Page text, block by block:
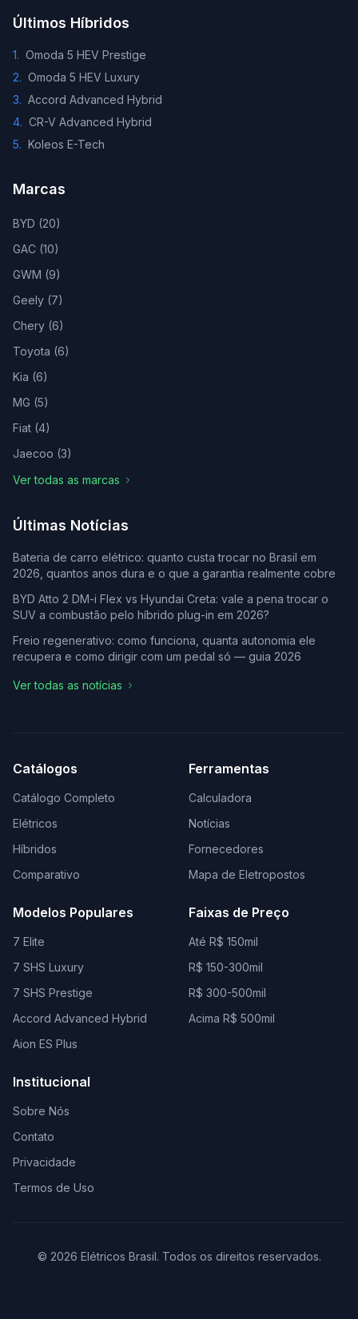
Últimos Híbridos
1. Omoda 5 HEV Prestige
2. Omoda 5 HEV Luxury
3. Accord Advanced Hybrid
4. CR-V Advanced Hybrid
5. Koleos E-Tech
Marcas
BYD (20)
GAC (10)
GWM (9)
Geely (7)
Chery (6)
Toyota (6)
Kia (6)
MG (5)
Fiat (4)
Jaecoo (3)
Ver todas as marcas
Últimas Notícias
Bateria de carro elétrico: quanto custa trocar no Brasil em
2026, quantos anos dura e o que a garantia realmente cobre
BYD Atto 2 DM-i Flex vs Hyundai Creta: vale a pena trocar o
SUV a combustão pelo híbrido plug-in em 2026?
Freio regenerativo: como funciona, quanta autonomia ele
recupera e como dirigir com um pedal só — guia 2026
Ver todas as notícias
Catálogos
Catálogo Completo
Elétricos
Híbridos
Comparativo
Ferramentas
Calculadora
Notícias
Fornecedores
Mapa de Eletropostos
Modelos Populares
7 Elite
7 SHS Luxury
7 SHS Prestige
Accord Advanced Hybrid
Aion ES Plus
Faixas de Preço
Até R$ 150mil
R$ 150-300mil
R$ 300-500mil
Acima R$ 500mil
Institucional
Sobre Nós
Contato
Privacidade
Termos de Uso
© 2026 Elétricos Brasil. Todos os direitos reservados.